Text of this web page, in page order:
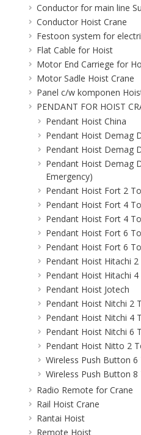
Conductor for main line
Conductor Hoist Crane
Festoon system for
Flat Cable for Hoist
Motor End Carriege for
Motor Sadle Hoist Crane
Panel c/w komponen
PENDANT FOR HOIST
Pendant Hoist China
Pendant Hoist Demag
Pendant Hoist Demag
Pendant Hoist Demag
Emergency)
Pendant Hoist Fort 2
Pendant Hoist Fort 4
Pendant Hoist Fort 4
Pendant Hoist Fort 6
Pendant Hoist Fort 6
Pendant Hoist Hitachi
Pendant Hoist Hitachi
Pendant Hoist Jotech
Pendant Hoist Nitchi 2
Pendant Hoist Nitchi 4
Pendant Hoist Nitchi 6
Pendant Hoist Nitto 2
Wireless Push Button
Wireless Push Button
Radio Remote for Crane
Rail Hoist Crane
Rantai Hoist
Remote Hoist